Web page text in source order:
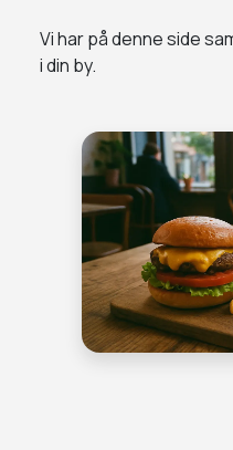
Vi har på denne side
i din by.